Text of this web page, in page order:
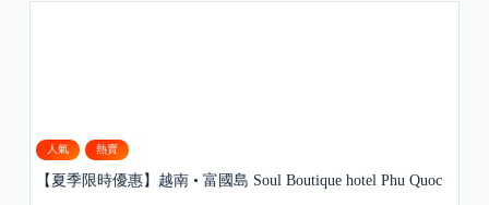
人氣 熱賣
【夏季限時優惠】越南 • 富國島 Soul Boutique hotel Phu Quoc